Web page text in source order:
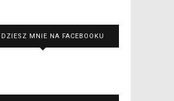
MNIE NA FACEBOOKU